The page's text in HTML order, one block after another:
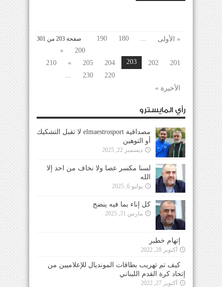
صفحة 203 من 301 « الأولى ...
180
190
200
«
201
202
203
204
205
»
210
220
230
...
الأخيرة »
رأي المايسترو
مصداقية elmaestrosport لا تقبل التشكيك
أو التوهين
ديسمبر 22, 2025
لسنا مكسر عصا ولا نخاف من احد إلا
الله
يوليو 6, 2025
كل إناء بما فيه ينضح
مارس 31, 2025
إتهام خطير
أكتوبر 28, 2022
كيف تم تهريب بطاقات المونديال للإعلاميين من
إتحاد كرة القدم اللبناني
أكتوبر 27, 2022